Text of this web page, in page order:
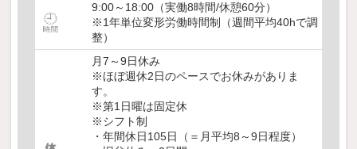
9:00～18:00（実働8時間/休憩60分）
※1年単位変形労働時間制（週間平均40hで調
整）
月7～9日休み
※ほぼ週休2日のペースでお休みがありま
す。
※第1日曜は固定休
※シフト制
・年間休日105日（＝月平均8～9日程度）